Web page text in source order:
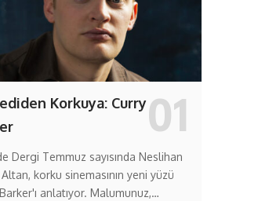
Korkuya: Curry
Dergi Temmuz sayısında Neslihan
korku sinemasının yeni yüzü
anlatıyor. Malumunuz,…